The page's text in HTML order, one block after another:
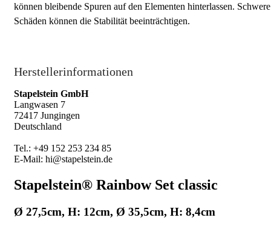
können bleibende Spuren auf den Elementen hinterlassen. Schwere
Schäden können die Stabilität beeinträchtigen.
Herstellerinformationen
Stapelstein GmbH
Langwasen 7
72417 Jungingen
Deutschland
Tel.: +49 152 253 234 85
E-Mail: hi@stapelstein.de
Stapelstein® Rainbow Set classic
Ø 27,5cm, H: 12cm, Ø 35,5cm, H: 8,4cm